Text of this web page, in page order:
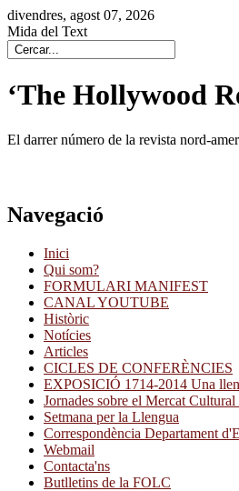
divendres, agost 07, 2026
Mida del Text
‘The Hollywood
El darrer número de la revista nord-
Navegació
Inici
Qui som?
FORMULARI MANIFEST
CANAL YOUTUBE
Històric
Notícies
Articles
CICLES DE CONFERÈNCIES
EXPOSICIÓ 1714-2014 Una
Jornades sobre el Mercat Cultural
Setmana per la Llengua
Correspondència Departament
Webmail
Contacta'ns
Butlletins de la FOLC